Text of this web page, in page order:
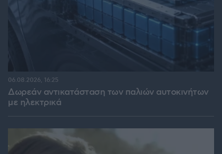
Δωρεάν αντικατάσταση των παλιών αυτοκινήτων
με ηλεκτρικά
06.08.2026, 16:25